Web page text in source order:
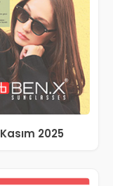
Kasım 2025